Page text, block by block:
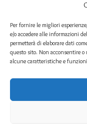
Per fornire le migliori
e/o accedere alle informazioni
permetterà di elaborare dati
questo sito. Non acconsentire
alcune caratteristiche e
Informativa sulla